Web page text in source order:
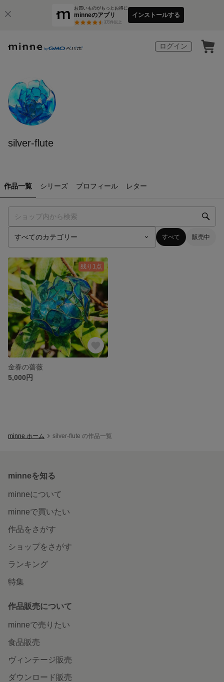
お買いものがもっとお得に
minneのアプリ
3万件以上
インストールする
ログイン
silver-flute
作品一覧 シリーズ プロフィール レター
すべて 販売中
残り1点
金春の薔薇
5,000円
minne ホーム silver-flute の作品一覧
minneを知る
minneについて
minneで買いたい
作品をさがす
ショップをさがす
ランキング
特集
作品販売について
minneで売りたい
食品販売
ヴィンテージ販売
ダウンロード販売